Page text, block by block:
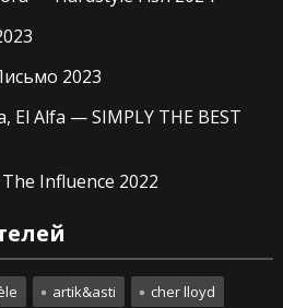
2023
El Alfa — SIMPLY THE BEST
Influence 2022
artik&asti
cher lloyd